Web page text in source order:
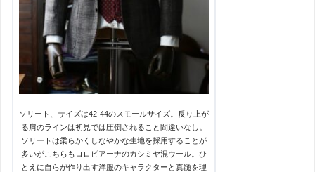
ソリート、サイズは42-44のスモールサイズ。反り上が
る肩のラインは初見では圧倒されること間違いなし。
ソリートは柔らかくしなやかな生地を採用することが
多いがこちらもロロピアーナのカシミヤ混ウール。ひ
とえに自らが作り出す洋服のキャラクターと真髄を理